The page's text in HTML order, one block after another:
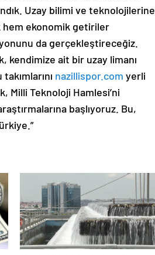
Uzay bilimi ve teknolojilerine
ekonomik getiriler
da gerçekleştireceğiz.
kendimize ait bir uzay limanı
nazillispor.com yerli
Milli Teknoloji Hamlesi’ni
başlıyoruz. Bu,